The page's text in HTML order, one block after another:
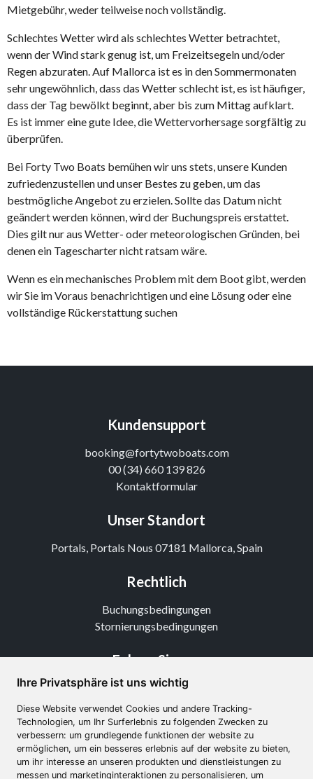
Ihre Privatsphäre ist uns wichtig
Diese Website verwendet Cookies und andere Tracking-
Technologien, um Ihr Surferlebnis zu folgenden Zwecken zu
verbessern: um grundlegende funktionen der website zu
ermöglichen, um ein besseres erlebnis auf der website zu bieten,
um ihr interesse an unseren produkten und dienstleistungen zu
messen und marketinginteraktionen zu personalisieren, um
Mietgebühr, weder teilweise noch vollständig.
Schlechtes Wetter wird als schlechtes Wetter betrachtet,
wenn der Wind stark genug ist, um Freizeitsegeln und/oder
Regen abzuraten. Auf Mallorca ist es in den Sommermonaten
sehr ungewöhnlich, dass das Wetter schlecht ist, es ist häufiger,
dass der Tag bewölkt beginnt, aber bis zum Mittag aufklart.
Es ist immer eine gute Idee, die Wettervorhersage sorgfältig zu
überprüfen.
Bei Forty Two Boats bemühen wir uns stets, unsere Kunden
zufriedenzustellen und unser Bestes zu geben, um das
bestmögliche Angebot zu erzielen. Sollte das Datum nicht
geändert werden können, wird der Buchungspreis erstattet.
Dies gilt nur aus Wetter- oder meteorologischen Gründen, bei
denen ein Tagescharter nicht ratsam wäre.
Wenn es ein mechanisches Problem mit dem Boot gibt, werden
wir Sie im Voraus benachrichtigen und eine Lösung oder eine
vollständige Rückerstattung suchen
Kundensupport
booking@fortytwoboats.com
00 (34) 660 139 826
Kontaktformular
Unser Standort
Portals, Portals Nous 07181 Mallorca, Spain
Rechtlich
Buchungsbedingungen
Stornierungsbedingungen
Folgen Sie uns
Instagram
TikTok
Youtube